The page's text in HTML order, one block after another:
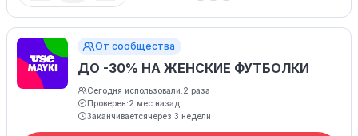
От сообщества
ДО -30% НА ЖЕНСКИЕ ФУТБОЛКИ
Сегодня использовали:2 раза
Проверен:2 мес назад
Заканчиваетсячерез 3 недели